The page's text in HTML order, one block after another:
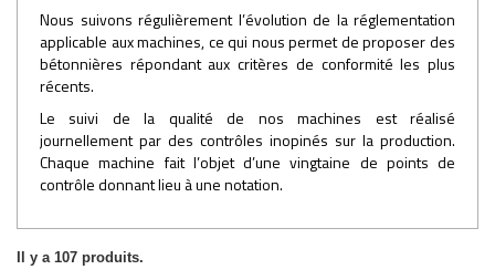
Nous suivons régulièrement l’évolution de la réglementation
applicable aux machines, ce qui nous permet de proposer des
bétonnières répondant aux critères de conformité les plus
récents.
Le suivi de la qualité de nos machines est réalisé
journellement par des contrôles inopinés sur la production.
Chaque machine fait l’objet d’une vingtaine de points de
contrôle donnant lieu à une notation.
Il y a 107 produits.